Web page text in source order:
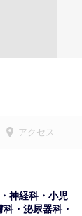
アクセス
神経科・小児
・泌尿器科・